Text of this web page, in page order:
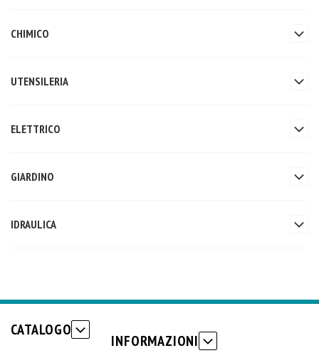
CHIMICO
UTENSILERIA
ELETTRICO
GIARDINO
IDRAULICA
CATALOGO
INFORMAZIONI